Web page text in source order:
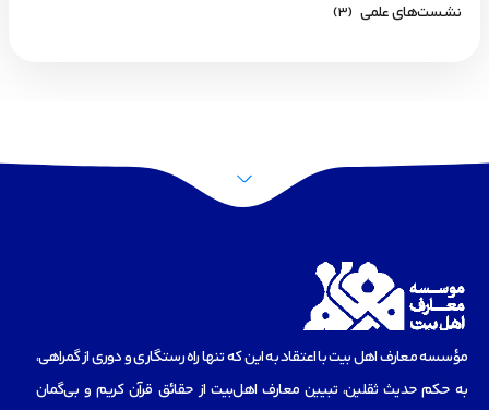
نشست‌های علمی (3)
مؤسسه‌ معارف اهل بیت با اعتقاد به این که تنها راه رستگاری و دوری از گمراهی،
به حکم حدیث ثقلین، تبیین معارف اهل‌بیت از حقائق قرآن کریم و بی‌گمان